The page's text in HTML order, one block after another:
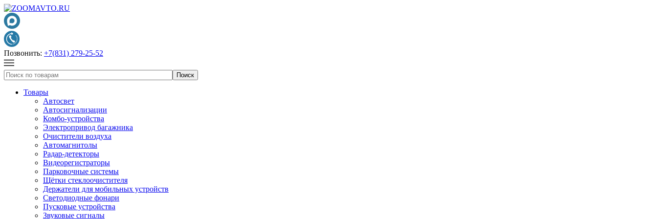
Позвонить: +7(831) 279-25-52
Товары
Автосвет
Автосигнализации
Комбо-устройства
Электропривод багажника
Очистители воздуха
Автомагнитолы
Радар-детекторы
Видеорегистраторы
Парковочные системы
Щётки стеклоочистителя
Держатели для мобильных устройств
Светодиодные фонари
Пусковые устройства
Звуковые сигналы